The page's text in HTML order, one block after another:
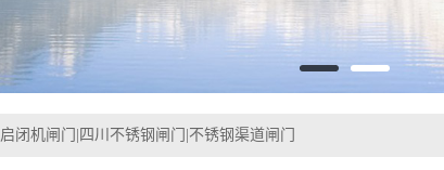
启闭机闸门|四川不锈钢闸门|不锈钢渠道闸门